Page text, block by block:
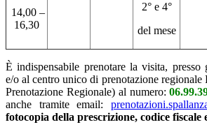
14,00 –
16,30
2° e 4°
del mese
È indispensabile prenotare la visita, presso
e/o al centro unico di prenotazione regionale
Prenotazione Regionale) al numero:
anche tramite email:
fotocopia della prescrizione, codice fiscale